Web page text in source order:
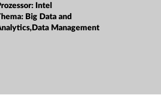
Intel
Big Data and
Management